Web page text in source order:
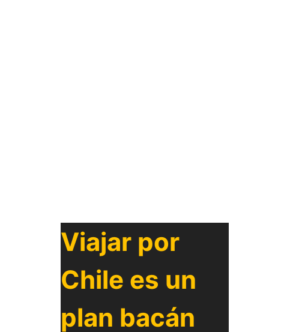
Viajar por
Chile es un
plan bacán